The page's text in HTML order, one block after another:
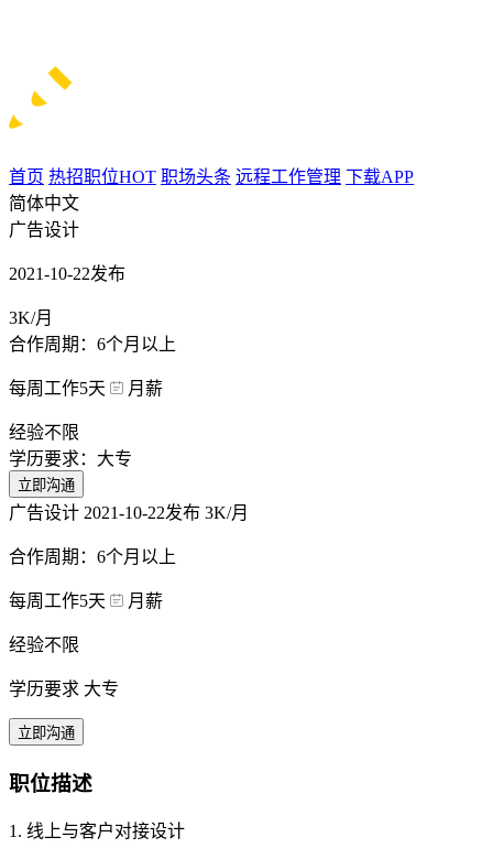
首页 热招职位HOT 职场头条 远程工作管理 下载APP
简体中文
广告设计
2021-10-22发布
3K/月
合作周期：6个月以上
每周工作5天 月薪
经验不限
学历要求：大专
立即沟通
广告设计 2021-10-22发布 3K/月
合作周期：6个月以上
每周工作5天 月薪
经验不限
学历要求 大专
立即沟通
职位描述
1. 线上与客户对接设计